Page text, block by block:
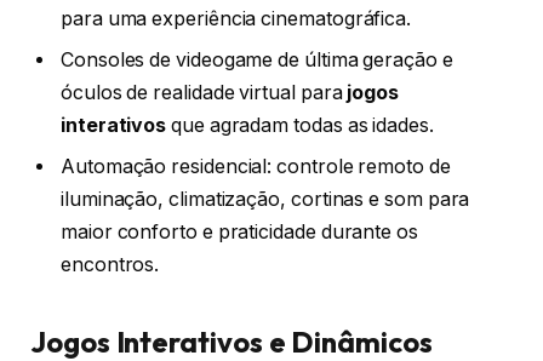
para uma experiência cinematográfica.
Consoles de videogame de última geração e
óculos de realidade virtual para jogos
interativos que agradam todas as idades.
Automação residencial: controle remoto de
iluminação, climatização, cortinas e som para
maior conforto e praticidade durante os
encontros.
Jogos Interativos e Dinâmicos